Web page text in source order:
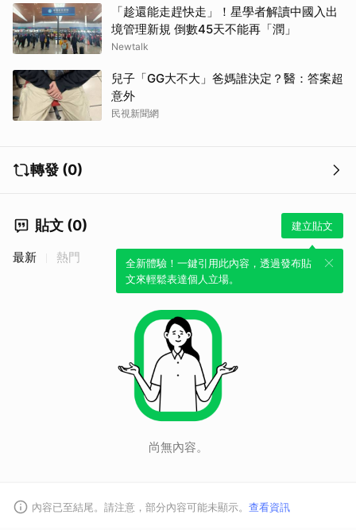
「趁還能走趕快走」！星學者解讀中國入出
境管理新規 倒數45天不能再「潤」
Newtalk
兒子「GG大不大」爸媽誰決定？醫：答案超
意外
民視新聞網
轉發 (0)
貼文 (0) 建立貼文
全新體驗！一鍵引用此內容，透過發布貼
文來輕鬆表達個人立場。
最新 熱門
尚無內容。
內容已至結尾。請注意，部分內容可能未顯示。 查看資訊